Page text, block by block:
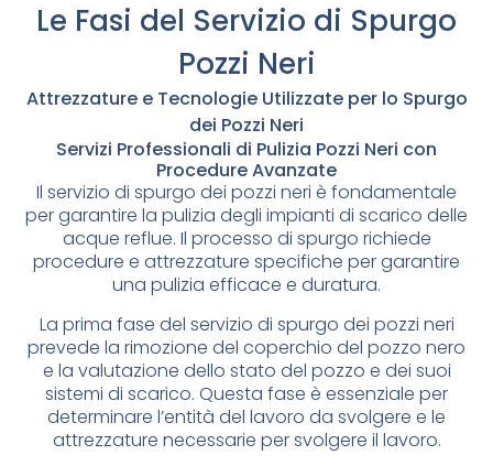
Le Fasi del Servizio di Spurgo
Pozzi Neri
Attrezzature e Tecnologie Utilizzate per lo Spurgo
dei Pozzi Neri
Servizi Professionali di Pulizia Pozzi Neri con
Procedure Avanzate
Il servizio di spurgo dei pozzi neri è fondamentale
per garantire la pulizia degli impianti di scarico delle
acque reflue. Il processo di spurgo richiede
procedure e attrezzature specifiche per garantire
una pulizia efficace e duratura.
La prima fase del servizio di spurgo dei pozzi neri
prevede la rimozione del coperchio del pozzo nero
e la valutazione dello stato del pozzo e dei suoi
sistemi di scarico. Questa fase è essenziale per
determinare l’entità del lavoro da svolgere e le
attrezzature necessarie per svolgere il lavoro.